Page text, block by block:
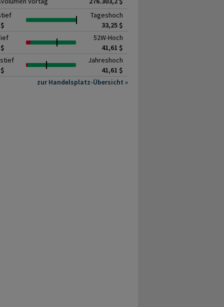
Tageshoch
33,25 $
52W-Hoch
41,61 $
Jahreshoch
41,61 $
zur Handelsplatz-Übersicht »